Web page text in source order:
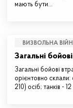
мають бути…
ВИЗВОЛЬНА
Загальні
Загальні бойові
орієнтовно
210) осіб; танків -